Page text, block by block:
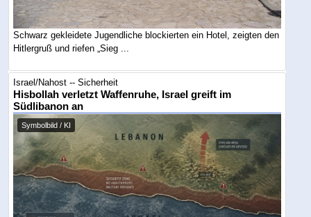
Schwarz gekleidete Jugendliche blockierten ein Hotel, zeigten den
Hitlergruß und riefen „Sieg ...
Israel/Nahost -- Sicherheit
Hisbollah verletzt Waffenruhe, Israel greift im
Südlibanon an
Symbolbild / KI